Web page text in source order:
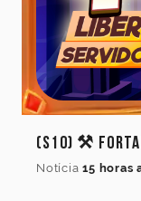
(S10) ⚒️
Notícia 15 horas